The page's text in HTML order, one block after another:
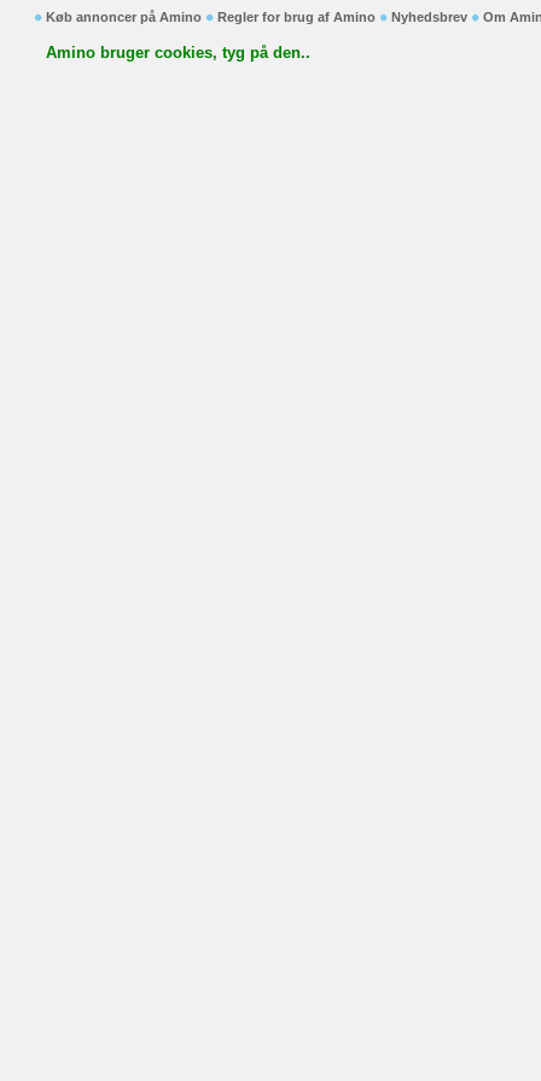
Køb annoncer på Amino Regler for brug af Amino Nyhedsbrev Om
Amino bruger cookies, tyg på den..